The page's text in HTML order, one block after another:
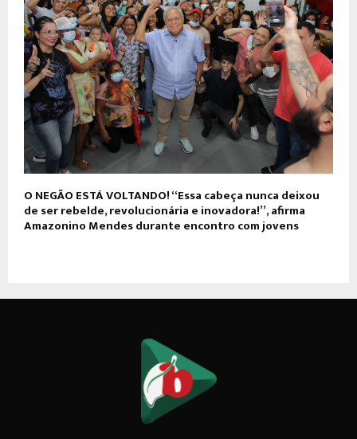
O NEGÃO ESTÁ VOLTANDO! “Essa cabeça nunca deixou
de ser rebelde, revolucionária e inovadora!”, afirma
Amazonino Mendes durante encontro com jovens